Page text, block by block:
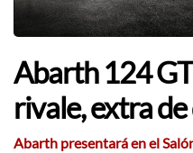
Abarth 124
rivale, extra
Abarth presentará en el